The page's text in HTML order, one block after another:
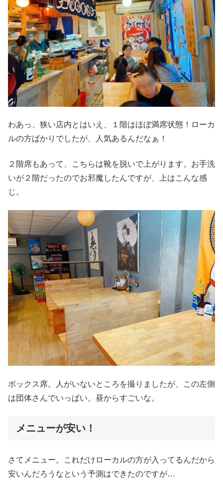
わあっ、狭い店内とはいえ、１階はほぼ満席状態！ローカ
ルの方ばかりでしたが、人気あるんだなぁ！
２階席もあって、こちらは靴を脱いで上がります。お手洗
いが２階だったのでお邪魔したんですが、上はこんな感
じ。
ボックス席。人がいないところを撮りましたが、この左側
は団体さんでいっぱい。昼からすごいな。
メニューが安い！
さてメニュー。これだけローカルの方が入ってるんだから
安いんだろうなという予測はできたのですが…